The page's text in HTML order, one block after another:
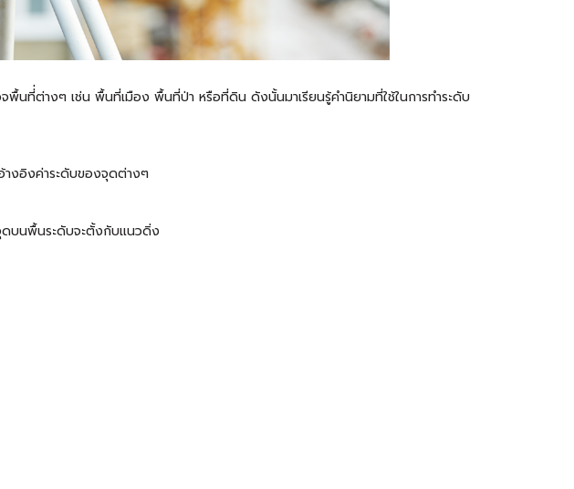
นที่่ต่างๆ เช่น พื้นที่เมือง พื้นที่ป่า หรือที่ดิน ดังนั้นมาเรียนรู้คำนิยามที่ใช้ในการทำระดับ
างอิงค่าระดับของจุดต่างๆ
บนพื้นระดับจะตั้งกับแนวดิ่ง